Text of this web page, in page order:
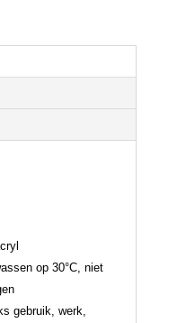
op 30°C, niet
gebruik, werk,